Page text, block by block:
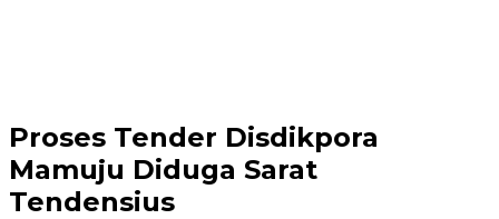
Proses Tender Disdikpora
Mamuju Diduga Sarat
Tendensius